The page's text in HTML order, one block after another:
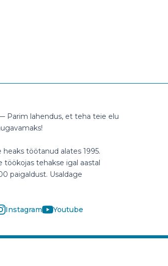
Parim lahendus, et teha teie elu
töötanud alates 1995.
töökojas tehakse igal aastal
paigaldust. Usaldage
Instagram Youtube